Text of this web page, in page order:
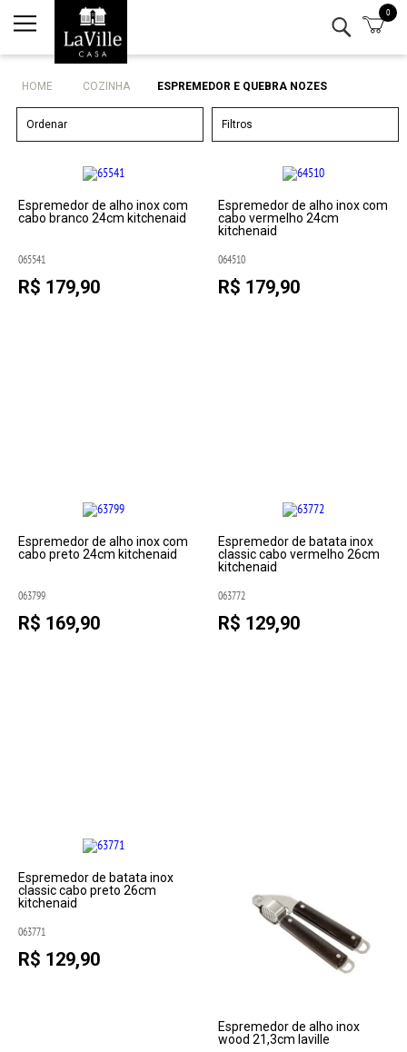
0
Minha conta
Lista de Presentes
Mesa
Eletro
Bar
Decor
HOME COZINHA ESPREMEDOR E QUEBRA NOZES
Filtros
Ordenar
Espremedor de alho inox com
cabo branco 24cm kitchenaid
065541
R$ 179,90
Espremedor de alho inox com
cabo vermelho 24cm
kitchenaid
064510
R$ 179,90
Espremedor de alho inox com
cabo preto 24cm kitchenaid
063799
R$ 169,90
Espremedor de batata inox
classic cabo vermelho 26cm
kitchenaid
063772
R$ 129,90
Espremedor de batata inox
classic cabo preto 26cm
kitchenaid
063771
R$ 129,90
Espremedor de alho inox
wood 21,3cm laville